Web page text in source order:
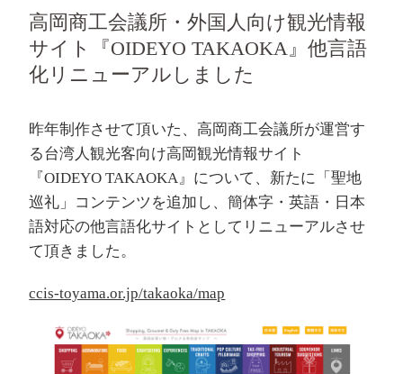
高岡商工会議所・外国人向け観光情報
サイト『OIDEYO TAKAOKA』他言語
化リニューアルしました
昨年制作させて頂いた、高岡商工会議所が運営す
る台湾人観光客向け高岡観光情報サイト
『OIDEYO TAKAOKA』について、新たに「聖地
巡礼」コンテンツを追加し、簡体字・英語・日本
語対応の他言語化サイトとしてリニューアルさせ
て頂きました。
ccis-toyama.or.jp/takaoka/map